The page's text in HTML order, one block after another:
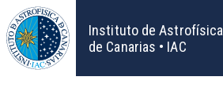
Pasar
al
contenido
principal
Instituto de Astrofísica
de Canarias • IAC